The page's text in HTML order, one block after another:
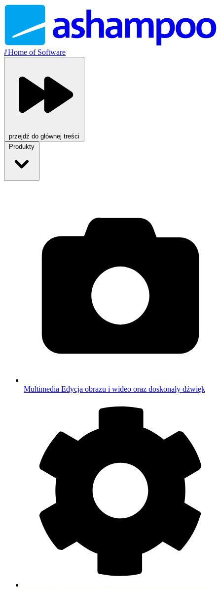
//Home of Software
przejdź do głównej treści
Produkty
Multimedia Edycja obrazu i wideo oraz doskonały dźwięk